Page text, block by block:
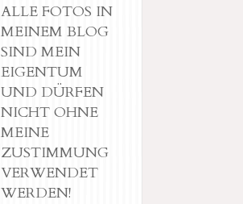
ALLE FOTOS IN
MEINEM BLOG
SIND MEIN
EIGENTUM
UND DÜRFEN
NICHT OHNE
MEINE
ZUSTIMMUNG
VERWENDET
WERDEN!